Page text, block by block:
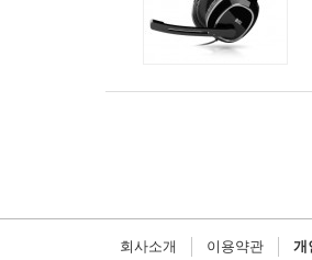
회사소개 이용약관 개